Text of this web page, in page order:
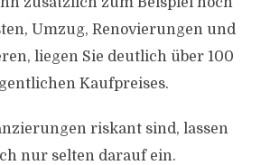
Umzug, Renovierungen und
liegen Sie deutlich über 100
Kaufpreises.
riskant sind, lassen
nur selten darauf ein.